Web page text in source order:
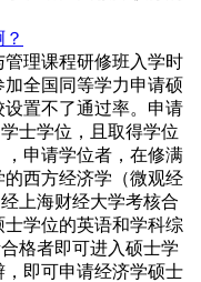
管理课程研修班入学时
全国同等学力申请硕
置不了通过率。申请
士学位，且取得学位
申请学位者，在修满
西方经济学（微观经
上海财经大学考核合
学位的英语和学科综
格者即可进入硕士学
即可申请经济学硕士